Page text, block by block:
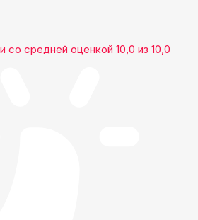
со средней оценкой 10,0 из 10,0